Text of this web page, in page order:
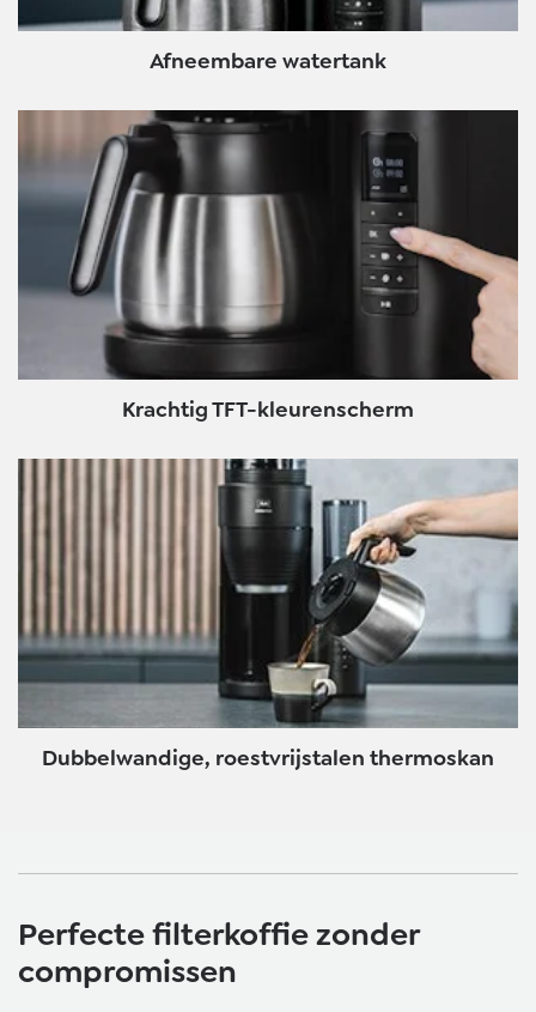
Afneembare watertank
Krachtig TFT-kleurenscherm
Dubbelwandige, roestvrijstalen thermoskan
Perfecte filterkoffie zonder
compromissen